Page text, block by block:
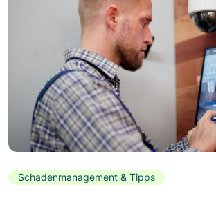
Schadenmanagement & Tipps